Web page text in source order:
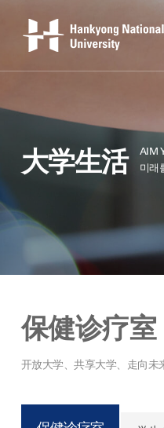
大学生活
保健诊疗室